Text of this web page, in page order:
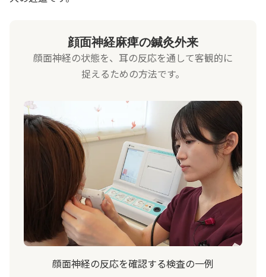
顔面神経麻痺の鍼灸外来
顔面神経の状態を、耳の反応を通して客観的に
捉えるための方法です。
顔面神経の反応を確認する検査の一例